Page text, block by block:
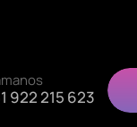
922 215 623